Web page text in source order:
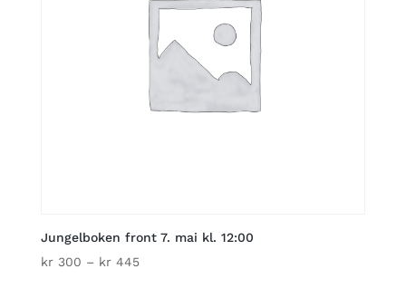
Jungelboken front 7. mai kl. 12:00
kr300 – kr445Price